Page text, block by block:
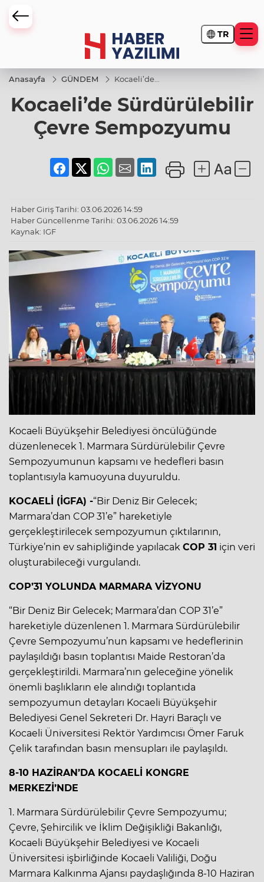
TR
Anasayfa GÜNDEM
Kocaeli’de
Çevre
Sempozyumu
Kocaeli’de Sürdürülebilir
Çevre Sempozyumu
Haber Giriş Tarihi: 03.06.2026 14:59
Haber Güncellenme Tarihi: 03.06.2026 14:59
Kaynak: IGF
Kocaeli Büyükşehir Belediyesi öncülüğünde
düzenlenecek 1. Marmara Sürdürülebilir Çevre
Sempozyumunun kapsamı ve hedefleri basın
toplantısıyla kamuoyuna duyuruldu.
KOCAELİ (İGFA) -“Bir Deniz Bir Gelecek;
Marmara’dan COP 31’e” hareketiyle
gerçekleştirilecek sempozyumun çıktılarının,
Türkiye’nin ev sahipliğinde yapılacak COP 31 için veri
oluşturabileceği vurgulandı.
COP’31 YOLUNDA MARMARA VİZYONU
“Bir Deniz Bir Gelecek; Marmara’dan COP 31’e”
hareketiyle düzenlenen 1. Marmara Sürdürülebilir
Çevre Sempozyumu’nun kapsamı ve hedeflerinin
paylaşıldığı basın toplantısı Maide Restoran’da
gerçekleştirildi. Marmara’nın geleceğine yönelik
önemli başlıkların ele alındığı toplantıda
sempozyumun detayları Kocaeli Büyükşehir
Belediyesi Genel Sekreteri Dr. Hayri Baraçlı ve
Kocaeli Üniversitesi Rektör Yardımcısı Ömer Faruk
Çelik tarafından basın mensupları ile paylaşıldı.
8-10 HAZİRAN’DA KOCAELİ KONGRE
MERKEZİ’NDE
1. Marmara Sürdürülebilir Çevre Sempozyumu;
Çevre, Şehircilik ve İklim Değişikliği Bakanlığı,
Kocaeli Büyükşehir Belediyesi ve Kocaeli
Üniversitesi işbirliğinde Kocaeli Valiliği, Doğu
Marmara Kalkınma Ajansı paydaşlığında 8-10 Haziran